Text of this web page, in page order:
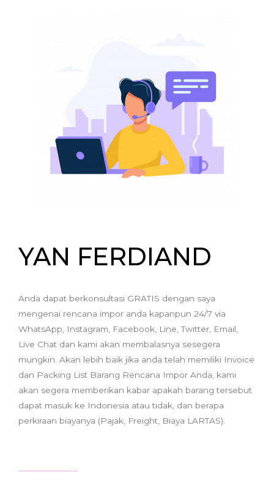
YAN FERDIAND
Anda dapat berkonsultasi GRATIS dengan saya
mengenai rencana impor anda kapanpun 24/7 via
WhatsApp, Instagram, Facebook, Line, Twitter, Email,
Live Chat dan kami akan membalasnya sesegera
mungkin. Akan lebih baik jika anda telah memiliki Invoice
dan Packing List Barang Rencana Impor Anda, kami
akan segera memberikan kabar apakah barang tersebut
dapat masuk ke Indonesia atau tidak, dan berapa
perkiraan biayanya (Pajak, Freight, Biaya LARTAS).